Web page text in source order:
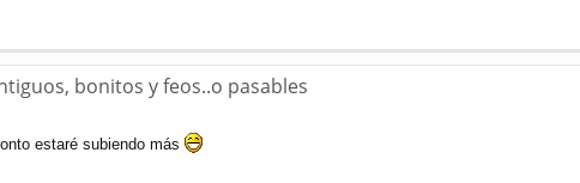
bonitos y feos..o pasables
estaré subiendo más